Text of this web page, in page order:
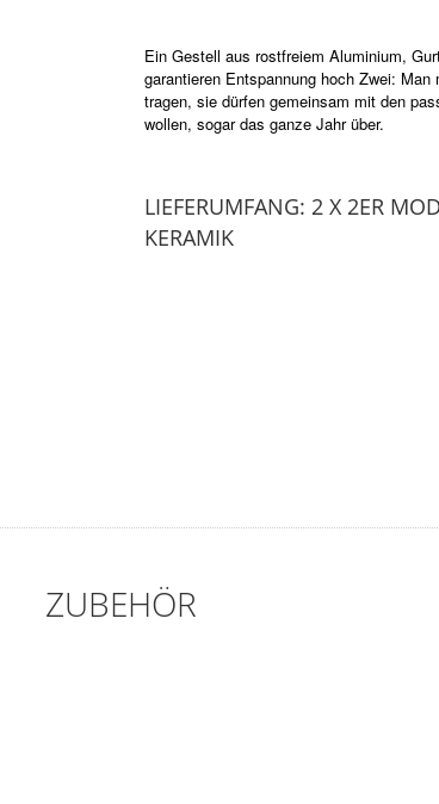
Ein Gestell aus rostfreiem Aluminium,
garantieren Entspannung hoch Zwei:
tragen, sie dürfen gemeinsam mit den
wollen, sogar das ganze Jahr über.
LIEFERUMFANG: 2 X 2ER
KERAMIK
ZUBEHÖR